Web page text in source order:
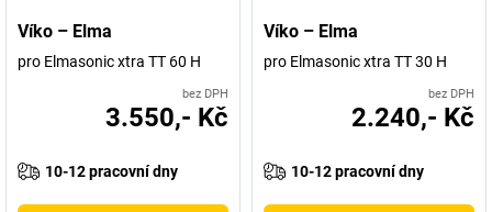
Víko – Elma
pro Elmasonic xtra TT 60 H
bez DPH
3.550,- Kč
10-12 pracovní dny
Víko – Elma
pro Elmasonic xtra TT 30 H
bez DPH
2.240,- Kč
10-12 pracovní dny